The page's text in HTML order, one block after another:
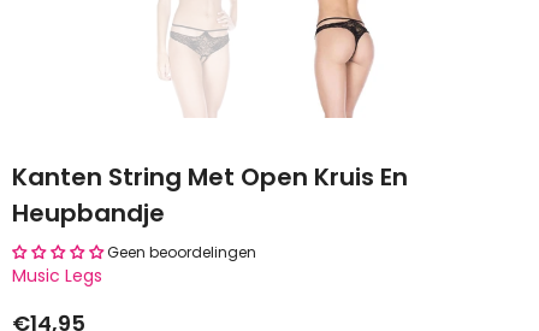
Kanten String Met Open Kruis En
Heupbandje
Geen beoordelingen
Music Legs
€14,95